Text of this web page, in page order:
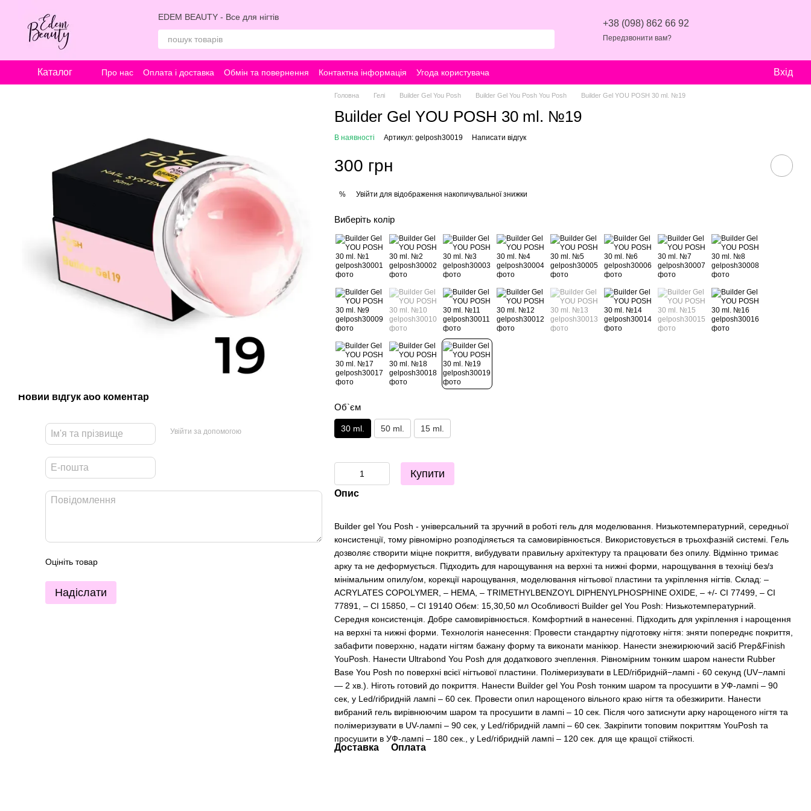
EDEM BEAUTY - Все для нігтів
+38 (098) 862 66 92
Передзвонити вам?
Каталог Про нас Оплата і доставка Обмін та повернення Контактна інформація Угода користувача Вхід
Новий відгук або коментар
Увійти за допомогою
Оцініть товар
Надіслати
Головна Гелі Builder Gel You Posh Builder Gel You Posh You Posh Builder Gel YOU POSH 30 ml. №19
Builder Gel YOU POSH 30 ml. №19
В наявності Артикул: gelposh30019 Написати відгук
300 грн
% Увійти для відображення накопичувальної знижки
Виберіть колір
Об`єм
30 ml. 50 ml. 15 ml.
Купити
Опис
Builder gel You Posh - універсальний та зручний в роботі гель для моделювання. Низькотемпературний, середньої
консистенції, тому рівномірно розподіляється та самовирівнюється. Використовується в трьохфазній системі. Гель
дозволяє створити міцне покриття, вибудувати правильну архітектуру та працювати без опилу. Відмінно тримає
арку та не деформується. Підходить для нарощування на верхні та нижні форми, нарощування в техніці без/з
мінімальним опилу/ом, корекції нарощування, моделювання нігтьової пластини та укріплення нігтів. Склад: –
ACRYLATES COPOLYMER, – HEMA, – TRIMETHYLBENZOYL DIPHENYLPHOSPHINE OXIDE, – +/- CI 77499, – CI
77891, – CI 15850, – CI 19140 Обєм: 15,30,50 мл Особливості Builder gel You Posh: Низькотемпературний.
Середня консистенція. Добре самовирівнюється. Комфортний в нанесенні. Підходить для укріплення і нарощення
на верхні та нижні форми. Технологія нанесення: Провести стандартну підготовку нігтя: зняти попереднє покриття,
забафити поверхню, надати нігтям бажану форму та виконати манікюр. Нанести знежирюючий засіб Prep&Finish
YouPosh. Нанести Ultrabond You Posh для додаткового зчеплення. Рівномірним тонким шаром нанести Rubber
Base You Posh по поверхні всієї нігтьової пластини. Полімеризувати в LED/гібридній−лампі - 60 секунд (UV−лампі
— 2 хв.). Ніготь готовий до покриття. Нанести Builder gel You Posh тонким шаром та просушити в УФ-лампі – 90
сек, у Led/гібридній лампі – 60 сек. Провести опил нарощеного вільного краю нігтя та обезжирити. Нанести
вибраний гель вирівнюючим шаром та просушити в лампі – 10 сек. Після чого затиснути арку нарощеного нігтя та
полімеризувати в UV-лампі – 90 сек, у Led/гібридній лампі – 60 сек. Закріпити топовим покриттям YouPosh та
просушити в УФ-лампі – 180 сек., у Led/гібридній лампі – 120 сек. для ще кращої стійкості.
Доставка Оплата